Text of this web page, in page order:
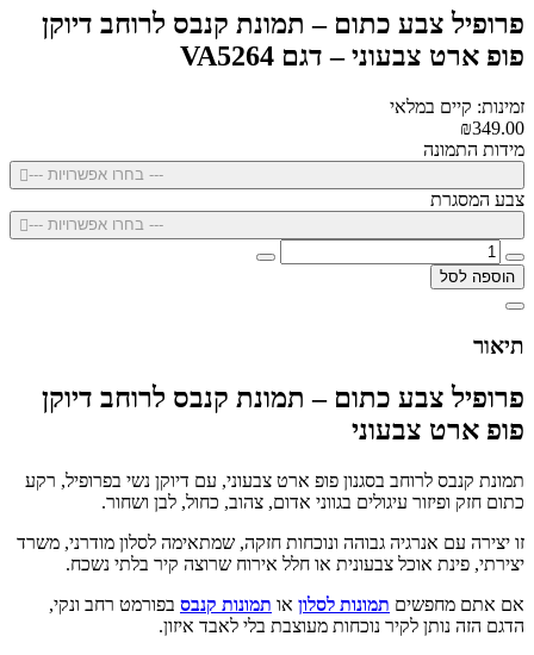
פרופיל צבע כתום – תמונת קנבס לרוחב דיוקן
פופ ארט צבעוני – דגם VA5264
זמינות: קיים במלאי
₪349.00
מידות התמונה
--- בחרו אפשרויות ---
צבע המסגרת
--- בחרו אפשרויות ---
הוספה לסל
תיאור
פרופיל צבע כתום – תמונת קנבס לרוחב דיוקן
פופ ארט צבעוני
תמונת קנבס לרוחב בסגנון פופ ארט צבעוני, עם דיוקן נשי בפרופיל, רקע
כתום חזק ופיזור עיגולים בגווני אדום, צהוב, כחול, לבן ושחור.
זו יצירה עם אנרגיה גבוהה ונוכחות חזקה, שמתאימה לסלון מודרני, משרד
יצירתי, פינת אוכל צבעונית או חלל אירוח שרוצה קיר בלתי נשכח.
אם אתם מחפשים תמונות לסלון או תמונות קנבס בפורמט רחב ונקי,
הדגם הזה נותן לקיר נוכחות מעוצבת בלי לאבד איזון.